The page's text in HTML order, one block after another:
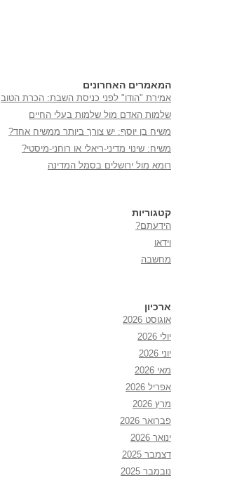
המאמרים האחרונים
אמירת "הודו" לפני כניסת השבת: הכרת הטוב
שלמות האדם מול שלמות בעלי החיים
משיח בן יוסף: יש צורך ביותר ממשיח אחד?
משיח: שינוי מדיני-ריאלי או רוחני-מיסטי?
רומא מול ירושלים בסמל המדינה
קטגוריות
הידעתם?
וידאו
מחשבה
ארכיון
אוגוסט 2026
יולי 2026
יוני 2026
מאי 2026
אפריל 2026
מרץ 2026
פברואר 2026
ינואר 2026
דצמבר 2025
נובמבר 2025